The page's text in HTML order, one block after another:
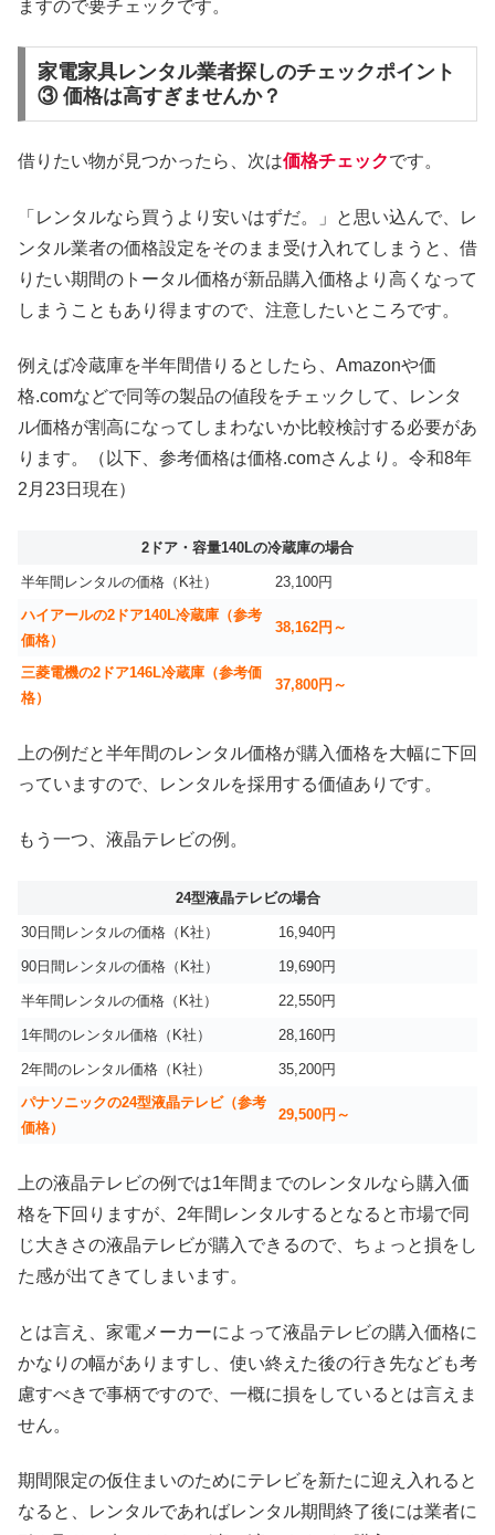
ますので要チェックです。
家電家具レンタル業者探しのチェックポイント
③ 価格は高すぎませんか？
借りたい物が見つかったら、次は価格チェックです。
「レンタルなら買うより安いはずだ。」と思い込んで、レ
ンタル業者の価格設定をそのまま受け入れてしまうと、借
りたい期間のトータル価格が新品購入価格より高くなって
しまうこともあり得ますので、注意したいところです。
例えば冷蔵庫を半年間借りるとしたら、Amazonや価
格.comなどで同等の製品の値段をチェックして、レンタ
ル価格が割高になってしまわないか比較検討する必要があ
ります。（以下、参考価格は価格.comさんより。令和8年
2月23日現在）
2ドア・容量140Lの冷蔵庫の場合
半年間レンタルの価格（K社）
23,100円
ハイアールの2ドア140L冷蔵庫（参考
価格）
38,162円～
三菱電機の2ドア146L冷蔵庫（参考価
格）
37,800円～
上の例だと半年間のレンタル価格が購入価格を大幅に下回
っていますので、レンタルを採用する価値ありです。
もう一つ、液晶テレビの例。
24型液晶テレビの場合
30日間レンタルの価格（K社） 16,940円
90日間レンタルの価格（K社） 19,690円
半年間レンタルの価格（K社） 22,550円
1年間のレンタル価格（K社） 28,160円
2年間のレンタル価格（K社）
35,200円
パナソニックの24型液晶テレビ（参考
価格）
29,500円～
上の液晶テレビの例では1年間までのレンタルなら購入価
格を下回りますが、2年間レンタルするとなると市場で同
じ大きさの液晶テレビが購入できるので、ちょっと損をし
た感が出てきてしまいます。
とは言え、家電メーカーによって液晶テレビの購入価格に
かなりの幅がありますし、使い終えた後の行き先なども考
慮すべきで事柄ですので、一概に損をしているとは言えま
せん。
期間限定の仮住まいのためにテレビを新たに迎え入れると
なると、レンタルであればレンタル期間終了後には業者に